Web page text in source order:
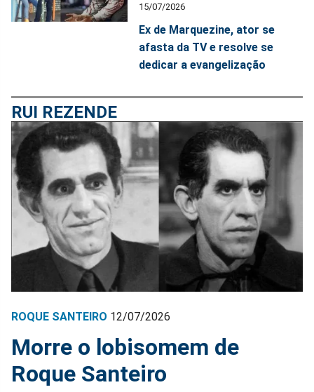
15/07/2026
Ex de Marquezine, ator se
afasta da TV e resolve se
dedicar a evangelização
RUI REZENDE
ROQUE SANTEIRO 12/07/2026
Morre o lobisomem de
Roque Santeiro